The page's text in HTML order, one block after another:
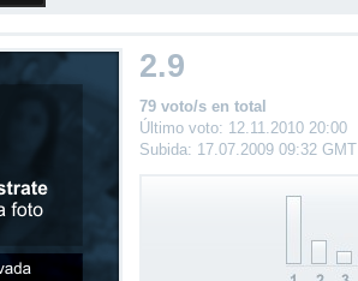
2.9
79 voto/s en total
Último voto: 12.11.2010 20:00
Subida: 17.07.2009 09:32 GMT